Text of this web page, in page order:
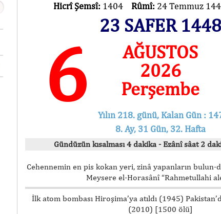
Hicrî Şemsî: 1404 Rûmî: 24 Temmuz
23 SAFER 1448
6
AĞUSTOS
2026
Perşembe
Yılın 218. günü, Kalan Gün :
8. Ay, 31 Gün, 32. Hafta
Gündüzün kısalması 4 dakika - Ezânî sâat 2
Cehennemin en pis kokan yeri, zinâ yapanların bulun-
Meysere el-Horasânî “Rahmetullahi
İlk atom bombası Hiroşima’ya atıldı (1945)
(2010) [1500 ölü]